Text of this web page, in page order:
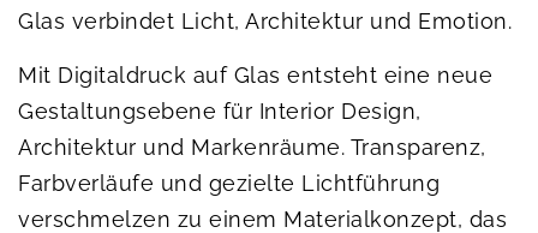
Glas verbindet Licht, Architektur und Emotion.
Mit Digitaldruck auf Glas entsteht eine neue
Gestaltungsebene für Interior Design,
Architektur und Markenräume. Transparenz,
Farbverläufe und gezielte Lichtführung
verschmelzen zu einem Materialkonzept, das